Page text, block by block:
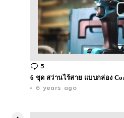
5
6 ชุด สว่านไร้สาย แบบกล่อง
6 years ago